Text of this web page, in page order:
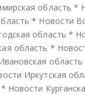
область *
* Новости
область *
область *
область
Иркутская
* Новости